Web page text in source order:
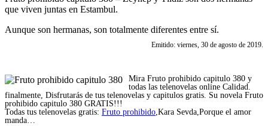
que viven juntas en Estambul.
Aunque son hermanas, son totalmente diferentes entre sí.
Emitido: viernes, 30 de agosto de 2019.
Mira Fruto prohibido capitulo 380 y
todas las telenovelas online Calidad.
finalmente, Disfrutarás de tus telenovelas y capitulos gratis. Su novela Fruto
prohibido capitulo 380 GRATIS!!!
Todas tus telenovelas gratis: Fruto prohibido,Kara Sevda,Porque el amor
manda…